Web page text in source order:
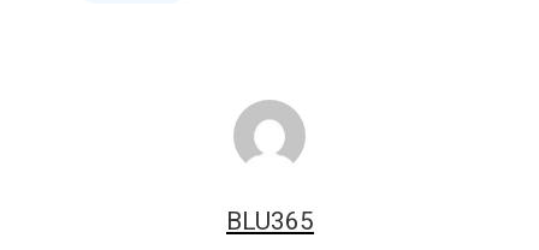
BLU365